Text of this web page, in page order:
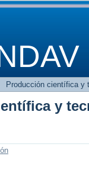
y
Producción científica y
y